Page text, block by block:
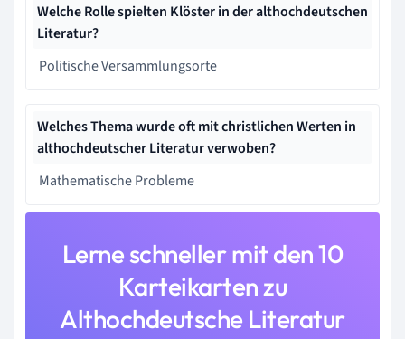
Welche Rolle spielten Klöster in der althochdeutschen
Literatur?
Politische Versammlungsorte
Welches Thema wurde oft mit christlichen Werten in
althochdeutscher Literatur verwoben?
Mathematische Probleme
Lerne schneller mit den 10
Karteikarten zu
Althochdeutsche Literatur